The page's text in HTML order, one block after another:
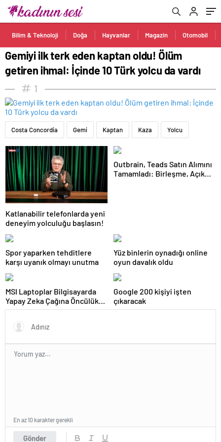
Bilim & Teknoloji Doğa Hayvanlar Magazin Otomobil
Gemiyi ilk terk eden kaptan oldu! Ölüm
getiren ihmal: İçinde 10 Türk yolcu da vardı
1
Costa Concordia Gemi Kaptan Kaza Yolcu
Katlanabilir telefonlarda yeni
deneyim yolculuğu başlasın!
Outbrain, Teads Satın Alımını
Tamamladı: Birleşme, Açık
Spor yaparken tehditlere
karşı uyanık olmayı unutma
Yüz binlerin oynadığı online
oyun davalık oldu
MSI Laptoplar Bilgisayarda
Yapay Zeka Çağına Öncülük
Ediyor
Google 200 kişiyi işten
çıkaracak
Gönder
En az 10 karakter gerekli